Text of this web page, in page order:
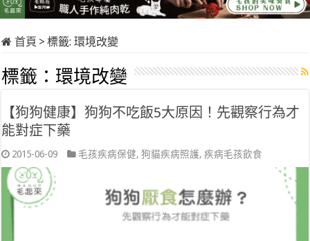
首頁 > 標籤:環境改變
標籤：環境改變
【狗狗健康】狗狗不吃飯5大原因！先觀察行為才
能對症下藥
2015-06-09 毛孩疾病保健,狗貓疾病照護,疾病毛孩飲食